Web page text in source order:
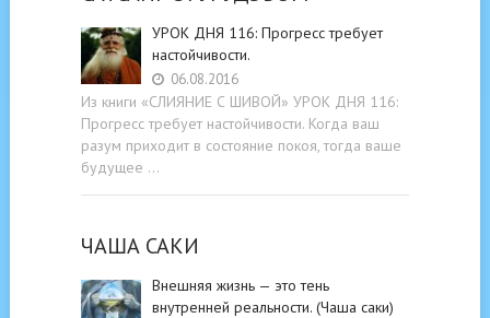
УРОК ДНЯ 116: Прогресс требует
настойчивости.
06.08.2016
Из книги «СЛИЯНИЕ С ШИВОЙ» УРОК ДНЯ 116:
Прогресс требует настойчивости. Когда ваш
разум приходит в состояние покоя, тогда ваше
будущее …
ЧАША САКИ
Внешняя жизнь — это тень
внутренней реальности. (Чаша саки)